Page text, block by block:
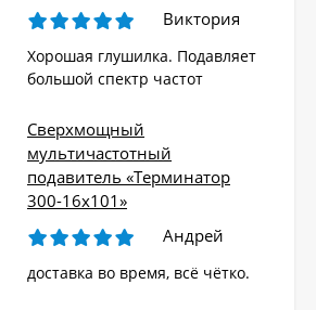
Виктория
Хорошая глушилка. Подавляет
большой спектр частот
Сверхмощный
мультичастотный
подавитель «Терминатор
300-16х101»
Андрей
доставка во время, всё чётко.